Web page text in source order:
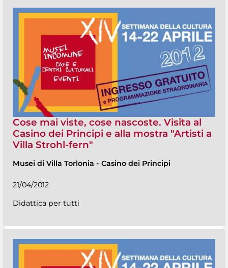
Cose mai viste, cose nascoste. Visita al
Casino dei Principi e alla mostra "Artisti a
Villa Strohl-fern"
Musei di Villa Torlonia - Casino dei Principi
21/04/2012
Didattica per tutti